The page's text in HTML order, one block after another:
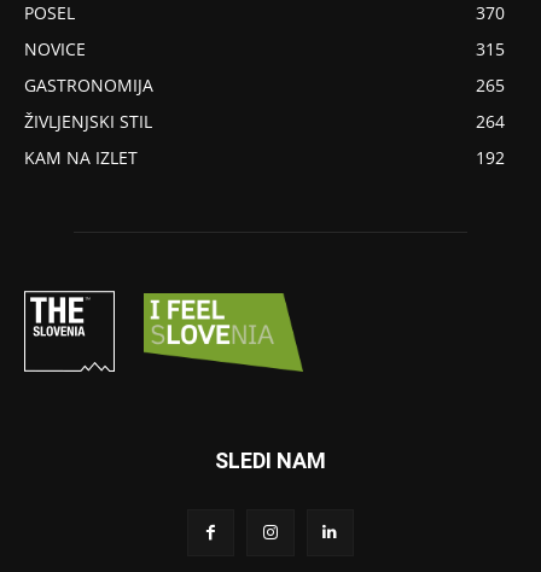
POSEL
370
NOVICE
315
GASTRONOMIJA
265
ŽIVLJENJSKI STIL
264
KAM NA IZLET
192
SLEDI NAM